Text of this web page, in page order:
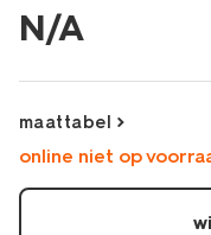
zigzag-
glitter-
4280675OLDPINK.html
N/A
maattabel
online niet op